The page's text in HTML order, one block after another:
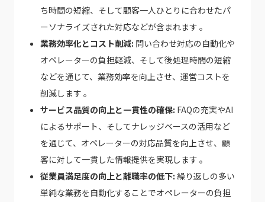
ち時間の短縮、そして顧客一人ひとりに合わせたパ
ーソナライズされた対応などが含まれます 。
業務効率化とコスト削減: 問い合わせ対応の自動化や
オペレーターの負担軽減、そして後処理時間の短縮
などを通じて、業務効率を向上させ、運営コストを
削減します 。
サービス品質の向上と一貫性の確保: FAQの充実やAI
によるサポート、そしてナレッジベースの活用など
を通じて、オペレーターの対応品質を向上させ、顧
客に対して一貫した情報提供を実現します 。
従業員満足度の向上と離職率の低下: 繰り返しの多い
単純な業務を自動化することでオペレーターの負担